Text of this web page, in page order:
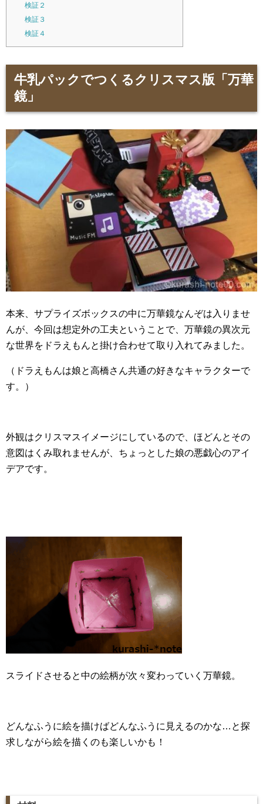
検証２
検証３
検証４
牛乳パックでつくるクリスマス版「万華
鏡」
本来、サプライズボックスの中に万華鏡なんぞは入りませ
んが、今回は想定外の工夫ということで、万華鏡の異次元
な世界をドラえもんと掛け合わせて取り入れてみました。
（ドラえもんは娘と高橋さん共通の好きなキャラクターで
す。）
外観はクリスマスイメージにしているので、ほどんとその
意図はくみ取れませんが、ちょっとした娘の悪戯心のアイ
デアです。
スライドさせると中の絵柄が次々変わっていく万華鏡。
どんなふうに絵を描けばどんなふうに見えるのかな…と探
求しながら絵を描くのも楽しいかも！